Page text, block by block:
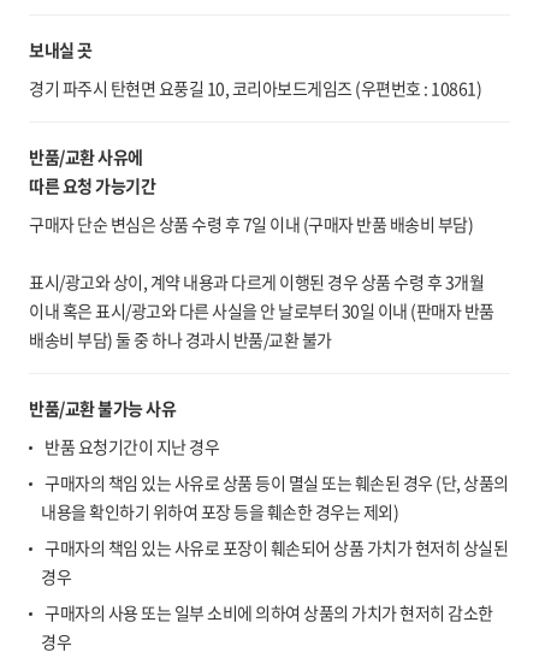
보내실 곳
경기 파주시 탄현면 요풍길 10, 코리아보드게임즈 (우편번호 : 10861)
반품/교환 사유에
따른 요청 가능기간
구매자 단순 변심은 상품 수령 후 7일 이내 (구매자 반품 배송비 부담)
표시/광고와 상이, 계약 내용과 다르게 이행된 경우 상품 수령 후 3개월
이내 혹은 표시/광고와 다른 사실을 안 날로부터 30일 이내 (판매자 반품
배송비 부담) 둘 중 하나 경과시 반품/교환 불가
반품/교환 불가능 사유
반품 요청기간이 지난 경우
구매자의 책임 있는 사유로 상품 등이 멸실 또는 훼손된 경우 (단, 상품의
내용을 확인하기 위하여 포장 등을 훼손한 경우는 제외)
구매자의 책임 있는 사유로 포장이 훼손되어 상품 가치가 현저히 상실된
경우
구매자의 사용 또는 일부 소비에 의하여 상품의 가치가 현저히 감소한
경우